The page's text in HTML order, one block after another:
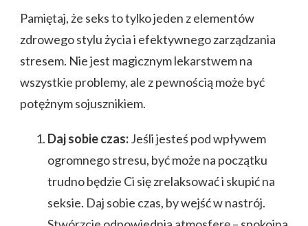
Pamiętaj, że seks to tylko jeden z elementów
zdrowego stylu życia i efektywnego zarządzania
stresem. Nie jest magicznym lekarstwem na
wszystkie problemy, ale z pewnością może być
potężnym sojusznikiem.
Daj sobie czas:Jeśli jesteś pod wpływem
ogromnego stresu, być może na początku
trudno będzie Ci się zrelaksować i skupić na
seksie. Daj sobie czas, by wejść w nastrój.